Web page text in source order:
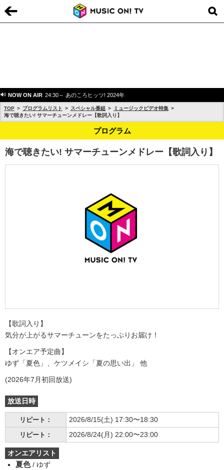
NOW ON AIR 24:30～ あのころヒッツ! 2024年
TOP プログラムリスト スペシャル番組
ミュージックビデオ特集
海で聴きたい! サマーチューンメドレー【歌詞入り】
プログラム
海で聴きたい! サマーチューンメドレー【歌詞入り】
【歌詞入り】
気分が上がるサマーチューンをたっぷりお届け！
【オンエア予定曲】
ゆず「夏色」、ケツメイシ「夏の思い出」 他
(2026年7月初回放送)
放送日時
リピート： 2026/8/15(土) 17:30〜18:30
リピート： 2026/8/24(月) 22:00〜23:00
オンエアリスト
夏色/ ゆず